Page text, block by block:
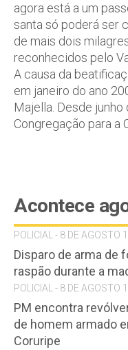
agora está a um
santa só poderá ser
de mais dois
reconhecidos pelo
A causa da
em janeiro do ano
Majella. Desde
Congregação para a
Acontece
POLICIAL - 8 DE AGOSTO
Disparo de arma de
raspão durante a
POLICIAL - 8 DE AGOSTO
PM encontra
de homem armado
Coruripe